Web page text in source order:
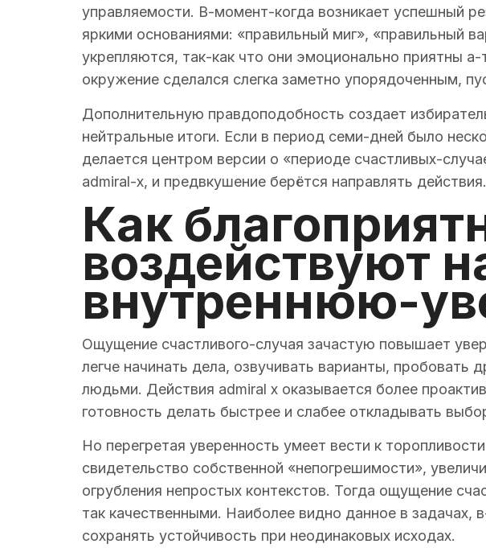
управляемости. В-момент-когда возникает успешный
яркими основаниями: «правильный миг», «правильный
укрепляются, так-как что они эмоционально приятны
окружение сделался слегка заметно упорядоченным,
Дополнительную правдоподобность создает
нейтральные итоги. Если в период семи-дней было
делается центром версии о «периоде счастливых-
admiral-x, и предвкушение берётся направлять действия.
Как
воздействуют
внутреннюю-
Ощущение счастливого-случая зачастую повышает
легче начинать дела, озвучивать варианты, пробовать
людьми. Действия admiral x оказывается более
готовность делать быстрее и слабее откладывать
Но перегретая уверенность умеет вести к
свидетельство собственной «непогрешимости»,
огрубления непростых контекстов. Тогда ощущение
так качественными. Наиболее видно данное в
сохранять устойчивость при неодинаковых исходах.